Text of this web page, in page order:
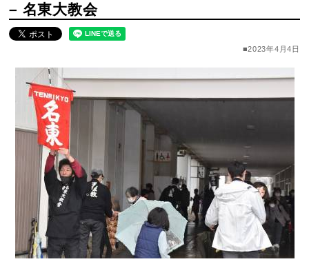
– 名東大教会
■2023年4月4日